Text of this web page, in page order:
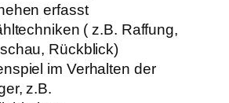
erfasst
( z.B. Raffung,
Rückblick)
im Verhalten der
z.B.